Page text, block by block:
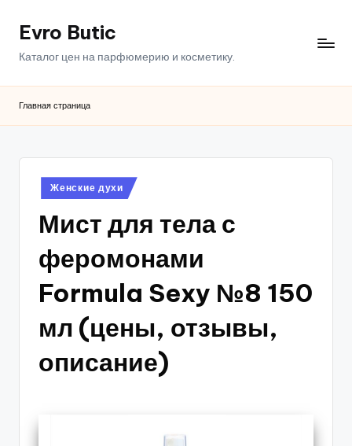
ПерейтиEvro Butic
Каталог цен на парфюмерию и косметику.
Главная страница
Опубликовано
в
Женские духи
Мист для тела с
феромонами
Formula Sexy №8 150
мл (цены, отзывы,
описание)